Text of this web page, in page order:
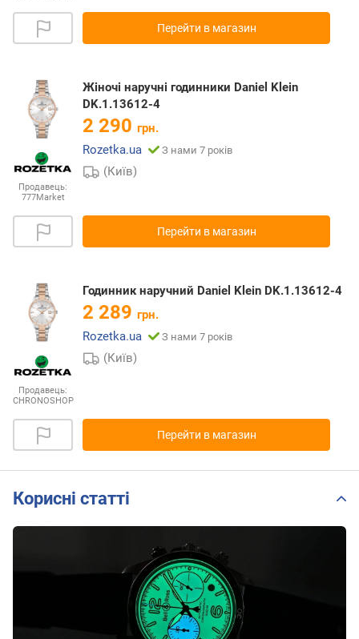
Перейти в магазин
Продавець:
777Market
Жіночі наручні годинники Daniel Klein
DK.1.13612-4
2 290 грн.
Rozetka.ua
З нами 7 років
(Київ)
Перейти в магазин
Продавець:
CHRONOSHOP
Годинник наручний Daniel Klein DK.1.13612-4
2 289 грн.
Rozetka.ua
З нами 7 років
(Київ)
Перейти в магазин
Корисні статті